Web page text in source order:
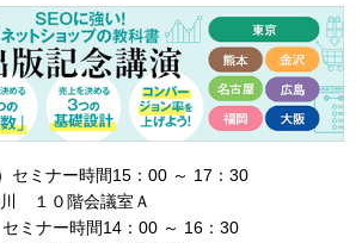
セミナー時間15：00 ～ 17：30
０階会議室Ａ
セミナー時間14：00 ～ 16：30